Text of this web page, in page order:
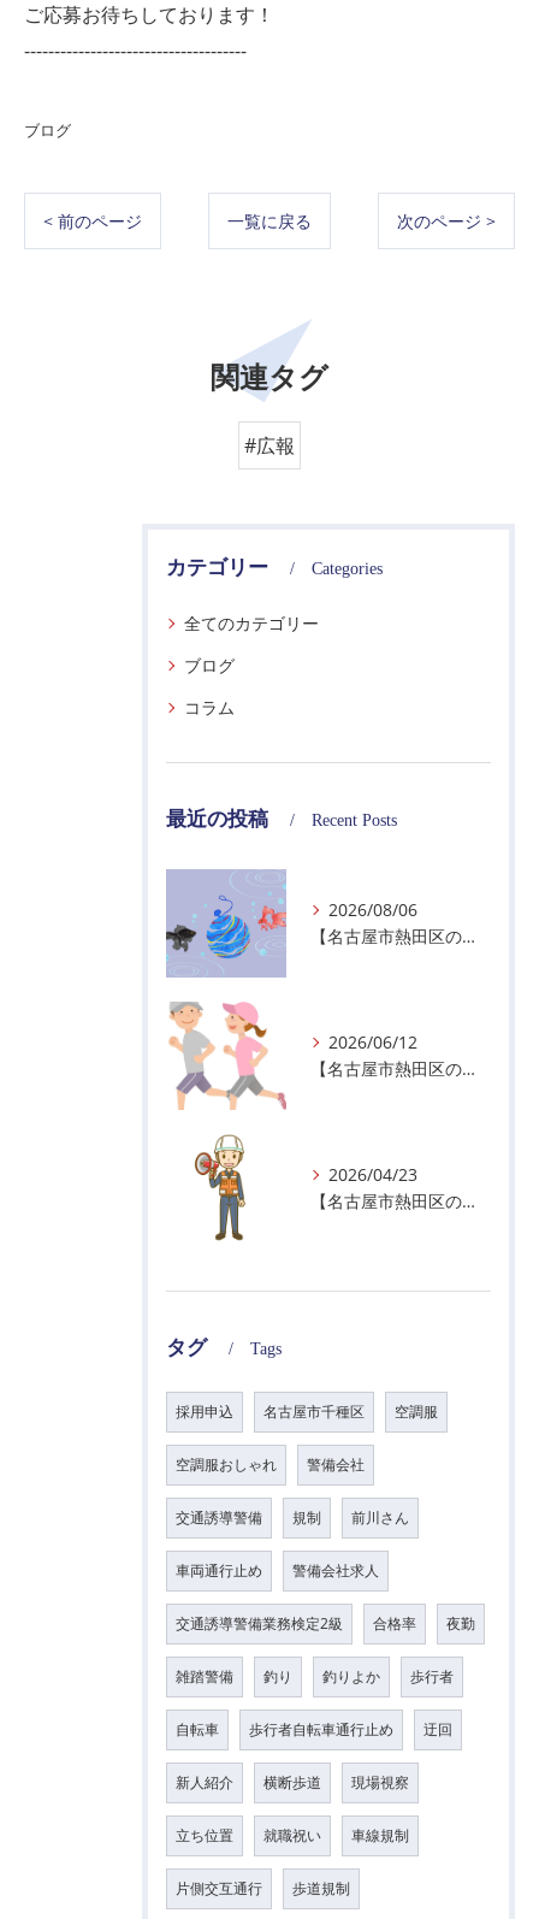
ご応募お待ちしております！
-------------------------------------
ブログ
< 前のページ 一覧に戻る 次のページ >
関連タグ
#広報
カテゴリー Categories
全てのカテゴリー
ブログ
コラム
最近の投稿 Recent Posts
2026/08/06
【名古屋市熱田区の警備会社】夏季休業のお知らせ
2026/06/12
【名古屋市熱田区の警備会社】暑熱順化で熱中症対策を！
2026/04/23
【名古屋市熱田区の警備会社】GWの面接状況について！
タグ Tags
採用申込 名古屋市千種区 空調服
空調服おしゃれ 警備会社
交通誘導警備 規制 前川さん
車両通行止め 警備会社求人
交通誘導警備業務検定2級 合格率 夜勤
雑踏警備 釣り 釣りよか 歩行者
自転車 歩行者自転車通行止め 迂回
新人紹介 横断歩道 現場視察
立ち位置 就職祝い 車線規制
片側交互通行 歩道規制